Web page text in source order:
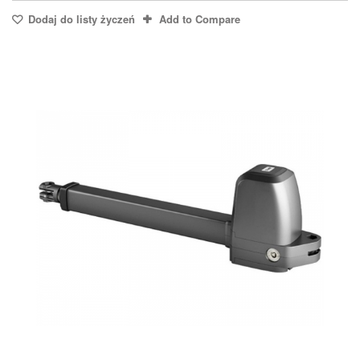
Dodaj do listy życzeń Add to Compare